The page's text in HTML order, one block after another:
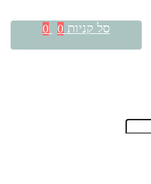
סל קניות 0
0